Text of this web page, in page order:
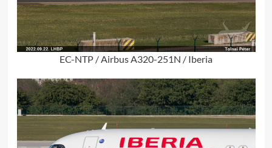
EC-NTP / Airbus A320-251N / Iberia